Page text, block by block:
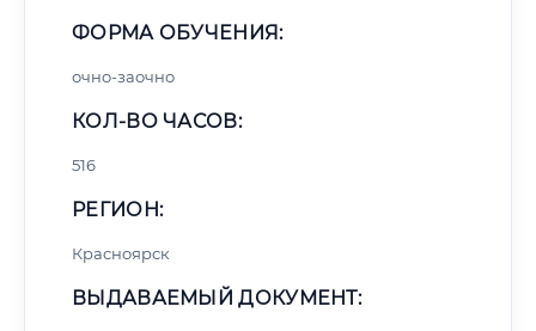
ФОРМА ОБУЧЕНИЯ:
очно-заочно
КОЛ-ВО ЧАСОВ:
516
РЕГИОН:
Красноярск
ВЫДАВАЕМЫЙ ДОКУМЕНТ: